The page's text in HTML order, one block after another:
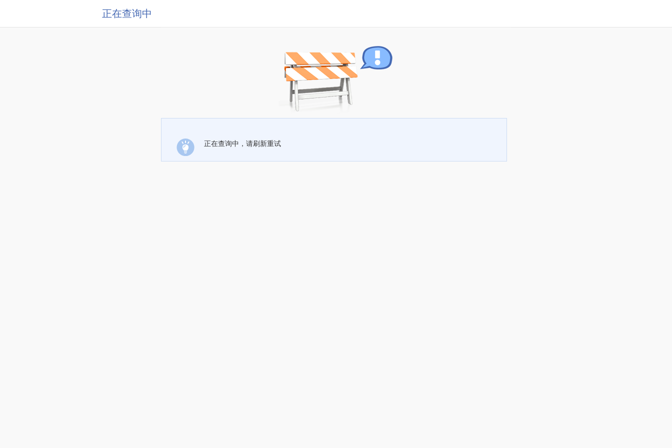
正在查询中
正在查询中，请刷新重试